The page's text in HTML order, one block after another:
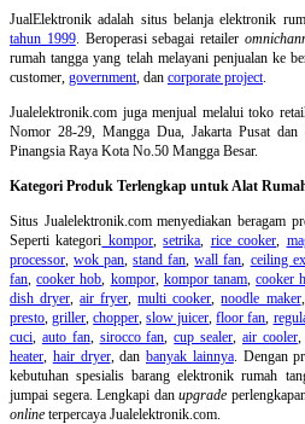
JualElektronik adalah situs belanja elektronik
tahun 1999. Beroperasi sebagai retailer
rumah tangga yang telah melayani penjualan ke
customer, government, dan corporate project.
Jualelektronik.com juga menjual melalui toko
Nomor 28-29, Mangga Dua, Jakarta Pusat
Pinangsia Raya Kota No.50 Mangga Besar.
Kategori Produk Terlengkap untuk Alat
Situs Jualelektronik.com menyediakan beragam
Seperti kategori kompor,setrika, rice cooker,
processor,wok pan,stand fan,wall fan, ceiling
fan,cooker hob, kompor, kompor tanam,cooker
dish dryer,air fryer,multi cooker,noodle maker,
presto,griller,chopper,slow juicer,floor fan,
cuci, auto fan, sirocco fan,cup sealer,air cooler,
heater, hair dryer, dan banyak lainnya. Dengan
kebutuhan spesialis barang elektronik rumah
jumpai segera. Lengkapi danupgrade
online terpercaya Jualelektronik.com.